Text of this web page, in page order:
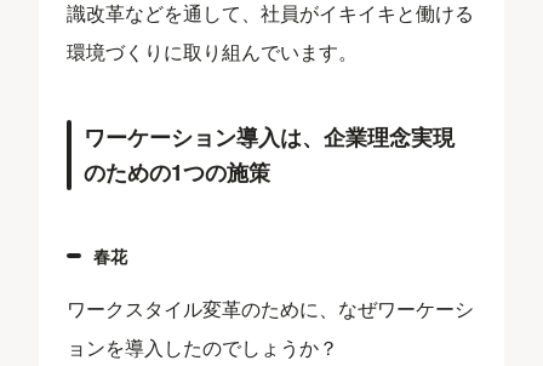
識改革などを通して、社員がイキイキと働ける
環境づくりに取り組んでいます。
ワーケーション導入は、企業理念実現
のための1つの施策
春花
ワークスタイル変革のために、なぜワーケーシ
ョンを導入したのでしょうか？